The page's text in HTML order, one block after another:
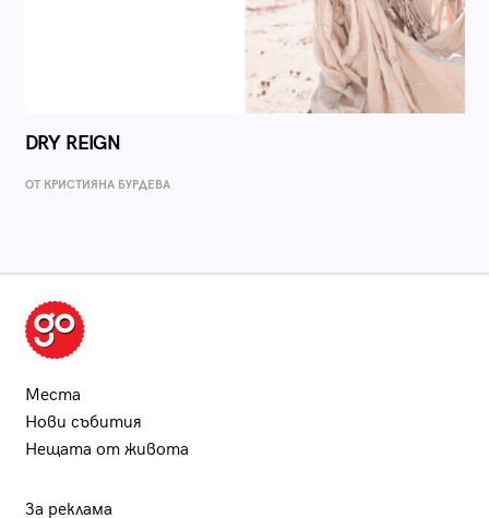
DRY REIGN
ОТ КРИСТИЯНА БУРДЕВА
Места
Нови събития
Нещата от живота
За реклама